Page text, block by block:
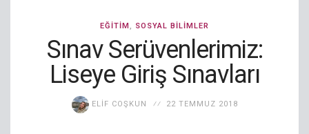
EĞITIM , SOSYAL BILIMLER
Sınav Serüvenlerimiz:
Liseye Giriş Sınavları
ELIF COŞKUN 22 TEMMUZ 2018